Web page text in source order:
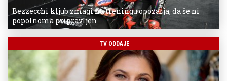
Bezzecchi kljub zmagi na treningu opozarja, da še ni
popolnoma pripravljen
TV ODDAJE